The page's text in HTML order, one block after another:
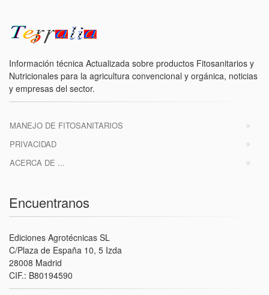
Información técnica Actualizada sobre productos Fitosanitarios y
Nutricionales para la agricultura convencional y orgánica, noticias
y empresas del sector.
MANEJO DE FITOSANITARIOS
PRIVACIDAD
ACERCA DE ...
Encuentranos
Ediciones Agrotécnicas SL
C/Plaza de España 10, 5 Izda
28008 Madrid
CIF.: B80194590